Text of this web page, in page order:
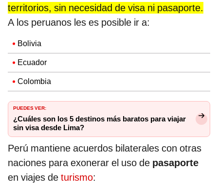
territorios, sin necesidad de visa ni pasaporte.
A los peruanos les es posible ir a:
Bolivia
Ecuador
Colombia
PUEDES VER:
¿Cuáles son los 5 destinos más baratos para viajar
sin visa desde Lima?
Perú mantiene acuerdos bilaterales con otras
naciones para exonerar el uso de pasaporte
en viajes de turismo: